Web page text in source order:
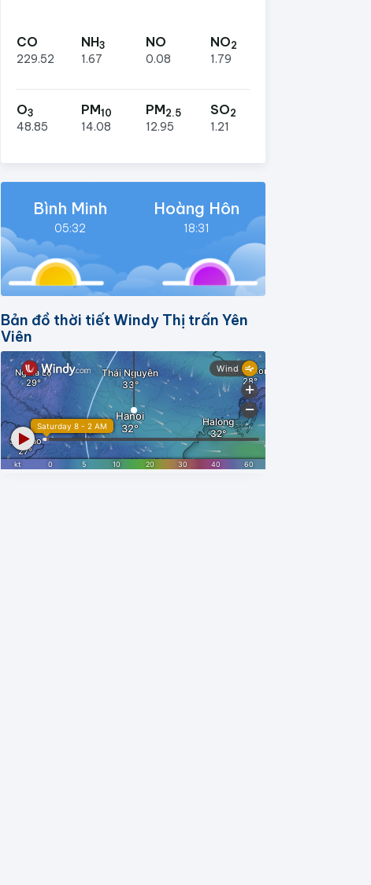
CO
229.52
NH3
1.67
NO
0.08
NO2
1.79
O3
48.85
PM10
14.08
PM2.5
12.95
SO2
1.21
Bình Minh
05:32
Hoàng Hôn
18:31
Bản đồ thời tiết Windy Thị trấn Yên
Viên